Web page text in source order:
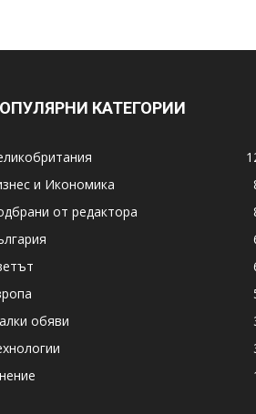
КАТЕГОРИИ
и Икономика
от редактора
обяви